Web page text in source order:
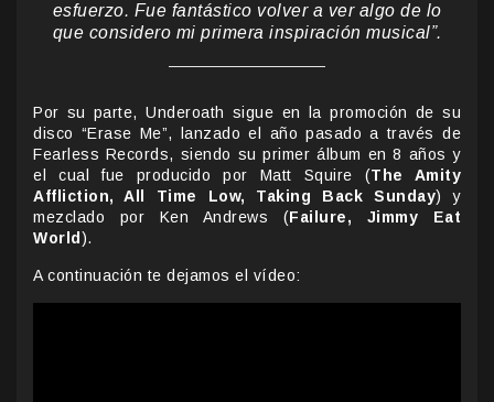
esfuerzo. Fue fantástico volver a ver algo de lo
que considero mi primera inspiración musical”.
Por su parte, Underoath sigue en la promoción de su
disco “Erase Me”, lanzado el año pasado a través de
Fearless Records, siendo su primer álbum en 8 años y
el cual fue producido por Matt Squire (The Amity
Affliction, All Time Low, Taking Back Sunday) y
mezclado por Ken Andrews (Failure, Jimmy Eat
World ).
A continuación te dejamos el vídeo: